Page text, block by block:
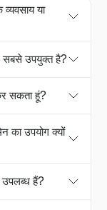
या
सबसे उपयुक्त है?
सकता हूं?
का उपयोग क्यों
उपलब्ध हैं?